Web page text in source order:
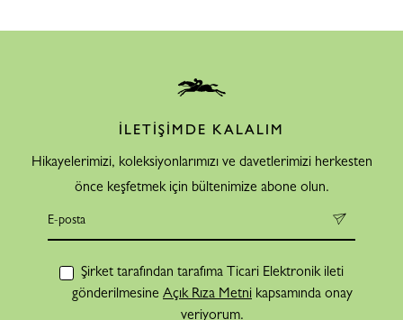
İLETİŞİMDE KALALIM
Hikayelerimizi, koleksiyonlarımızı ve davetlerimizi herkesten
önce keşfetmek için bültenimize abone olun.
Şirket tarafından tarafıma Ticari Elektronik ileti
gönderilmesine Açık Rıza Metni kapsamında onay
veriyorum.